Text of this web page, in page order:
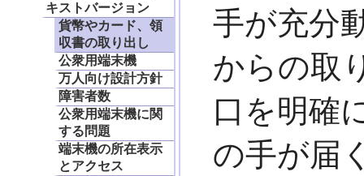
キストバージョン
貨幣やカード、領
収書の取り出し
公衆用端末機
万人向け設計方針
障害者数
公衆用端末機に関
する問題
端末機の所在表示
とアクセス
手が充分
からの取
口を明確
の手が届